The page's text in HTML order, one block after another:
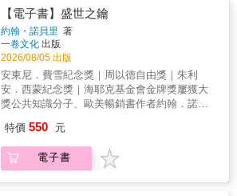
人的戰鬥速度──不光速度驚人，還遊刃有餘輾
壓了法國和比利時軍隊。隆美爾的部隊被證實
使用了類似藥物，甚至是由隆美爾本人一一分
送給士兵。💊越戰期間，科學與技術落後美國
的北越向盟友中國求援，希望得到對付瘧疾的
有效藥物。研究員屠呦呦參考了東漢時代文獻
《肘後備急方》，找到當時西方既有瘧疾藥之
外的珍貴藥材：黃花蒿。最後，雖無博士學位
的屠呦呦仍榮獲諾貝爾獎肯定。💉年輕士兵為
了不上戰場，選擇喝下華法林成分的老鼠藥自
殺。然而，「連喝幾天毫髮無損」一事引起醫
學界的注意，研究人員因此發現華法林的抗凝
血效果，可用在血栓病患身上。自殺未遂事件
&mdash;&mdash;如果你曾對人類感到灰心，
這本書將為人性的光明扳回一城 & 有太多以性
惡為題的研究與著作，贏得喝采且歷久不衰。
還有那一道我們無法視而不見的歷史傷口：人
類可是唯一能打造出集中營的物種啊。到了近
代，更加上新聞、社群媒體的推波助瀾，人性
醜惡似乎成了我們洗刷不掉的烙印。 & 然而，
大傷亡的，都不是於前線奮戰的士兵；而是遠
離前線、不會與敵人面對面的那一小批人？人
類如果真的難以教化，為何挪威將重刑犯送進
宛如度假村的監獄，反而造就世界最低的再犯
現？人類學家舒茲曼長年研究狩獵採集民族，
他好奇的是，儘管人們認為狩獵採集社會物資
匱乏，但他們每週卻只要工作十五小時，就能
過上閒暇的生活；反觀，現代人的生活空前富
裕，卻經常無止境地工作，甚至加班到過勞、
懷疑人生，更害怕自己有一天會被機器取代。
為什麼會這樣？實際上，人類工作最原本的目
的，是為了獲取維持生命所需的能量。隨著學
會用火、務農到工廠林立，人們除了找到更省
意義，並且得到滿足感。換句話說，工作不僅
讓人們成為「適者」而生存下來，工作也形塑
了人們對周遭世界的理解與互動方式。然而，
【電子書】盛世之鑰
約翰・諾貝里 著
一卷文化 出版
2026/08/05 出版
安東尼．費雪紀念獎｜周以德自由獎｜朱利
安．西蒙紀念獎｜海耶克基金會金牌獎屢獲大
獎公共知識分子、歐美暢銷書作者約翰．諾貝
作※《經濟學人》年度選書※你有沒有想過，
那些曾經改變世界的文明，究竟是怎麼消失
的？面對古代遺跡留下的殘垣斷壁，你心中是
特價 550 元
電子書